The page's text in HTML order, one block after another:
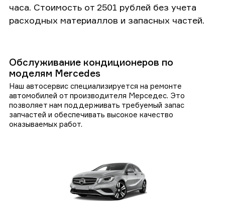
часа. Стоимость от 2501 рублей без учета
расходных материаллов и запасных частей.
Обслуживание кондиционеров по
моделям Mercedes
Наш автосервис специализируется на ремонте
автомобилей от производителя Мерседес. Это
позволяет нам поддерживать требуемый запас
запчастей и обеспечивать высокое качество
оказываемых работ.